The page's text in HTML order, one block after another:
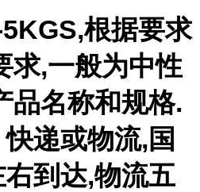
5KGS,根据要求
求,一般为中性
品名称和规格.
快递或物流,国
到达,物流五